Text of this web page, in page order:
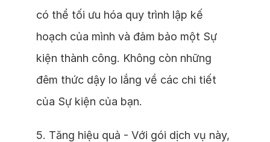
có thể tối ưu hóa quy trình lập kế
hoạch của mình và đảm bảo một Sự
kiện thành công. Không còn những
đêm thức dậy lo lắng về các chi tiết
của Sự kiện của bạn.
5. Tăng hiệu quả - Với gói dịch vụ này,